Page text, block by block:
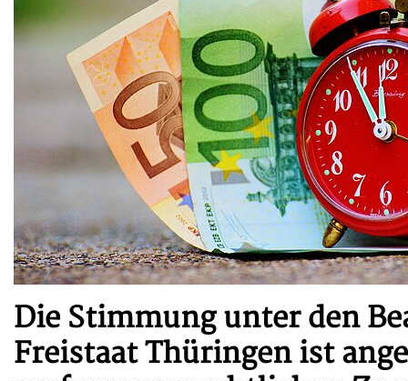
Die Stimmung unter den
Freistaat Thüringen ist